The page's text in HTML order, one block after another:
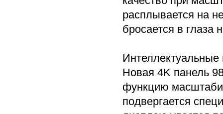
расплывается на
бросается в глаза
Интеллектуальные
Новая 4K панель
функцию
подвергается